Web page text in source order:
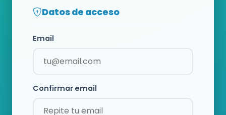
Datos de acceso
Email
Confirmar email